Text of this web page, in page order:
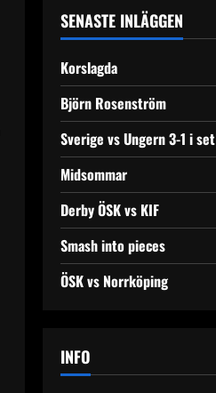
SENASTE INLÄGGEN
Korslagda
Björn Rosenström
Sverige vs Ungern 3-1 i set
Midsommar
Derby ÖSK vs KIF
Smash into pieces
ÖSK vs Norrköping
INFO